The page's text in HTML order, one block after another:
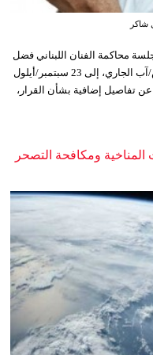
شاكر
محاكمة الفنان اللبناني فضل
شاكر، التي كانت مقرر عقدها في 5 أغسطس/آب الجاري، إلى 23 سبتمبر/أيلول
تفاصيل إضافية بشأن القرار،
ومكافحة التصحر